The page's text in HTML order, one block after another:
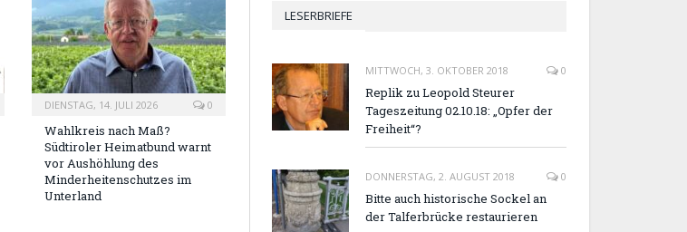
DIENSTAG, 14. JULI 2026 0
Wahlkreis nach Maß?
Südtiroler Heimatbund warnt
vor Aushöhlung des
Minderheitenschutzes im
Unterland
LESERBRIEFE
MITTWOCH, 3. OKTOBER 2018 0
Replik zu Leopold Steurer
Tageszeitung 02.10.18: „Opfer der
Freiheit“?
DONNERSTAG, 2. AUGUST 2018 0
Bitte auch historische Sockel an
der Talferbrücke restaurieren